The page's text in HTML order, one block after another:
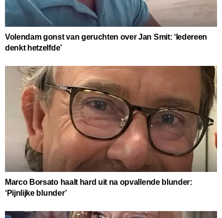
Volendam gonst van geruchten over Jan Smit: ‘Iedereen
denkt hetzelfde’
Marco Borsato haalt hard uit na opvallende blunder:
‘Pijnlijke blunder’